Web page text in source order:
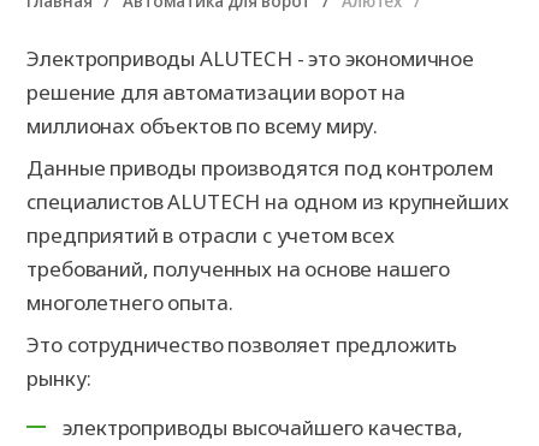
Электроприводы ALUTECH - это экономичное
решение для автоматизации ворот на
миллионах объектов по всему миру.
Данные приводы производятся под контролем
специалистов ALUTECH на одном из крупнейших
предприятий в отрасли с учетом всех
требований, полученных на основе нашего
многолетнего опыта.
Это сотрудничество позволяет предложить
рынку:
электроприводы высочайшего качества,